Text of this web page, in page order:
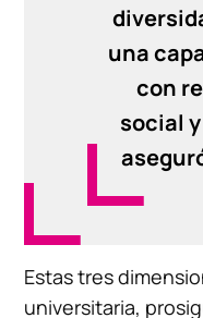
una
con
social
Estas tres
universitaria,